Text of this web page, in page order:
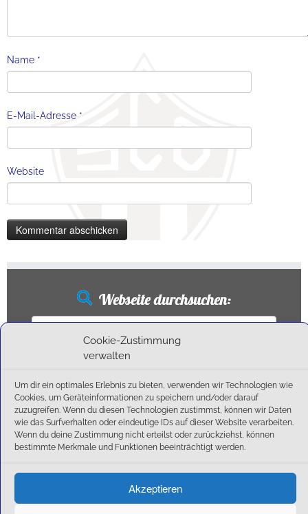
Cookie-Zustimmung
verwalten
Um dir ein optimales Erlebnis zu bieten, verwenden wir Technologien wie
Cookies, um Geräteinformationen zu speichern und/oder darauf
zuzugreifen. Wenn du diesen Technologien zustimmst, können wir Daten
wie das Surfverhalten oder eindeutige IDs auf dieser Website verarbeiten.
Wenn du deine Zustimmung nicht erteilst oder zurückziehst, können
bestimmte Merkmale und Funktionen beeinträchtigt werden.
Akzeptieren
Name *
E-Mail-Adresse *
Website
Webseite durchsuchen:
Suchen
Neueste Beiträge
Ballschule erweitert!
6:1-Triumph im Heimfinale: Der SC Olching schießt sich zurück in die Landesliga!
Außensaison 2025
Start am 01. September!